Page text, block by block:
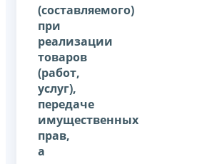
(составляемого)
при
реализации
товаров
(работ,
услуг),
передаче
имущественных
прав,
а